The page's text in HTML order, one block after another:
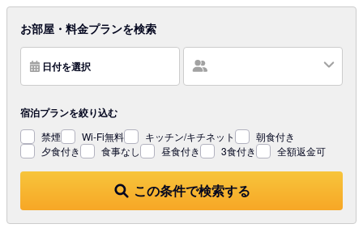
お部屋・料金プランを検索
日付を選択
この条件で検索する
宿泊プランを絞り込む
禁煙 Wi-Fi無料 キッチン/キチネット
朝食付き
夕食付き
食事なし 昼食付き 3食付き 全額返金可